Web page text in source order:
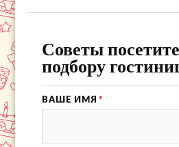
Советы
подбору
ВАШЕ ИМЯ *